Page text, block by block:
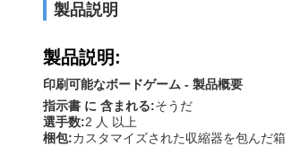
製品説明
製品説明:
印刷可能なボードゲーム - 製品概要
指示書 に 含まれる:そうだ
選手数:2 人 以上
梱包:カスタマイズされた収縮器を包んだ箱